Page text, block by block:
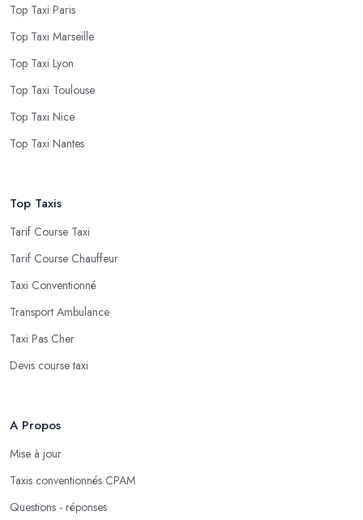
Top Taxi Paris
Top Taxi Marseille
Top Taxi Lyon
Top Taxi Toulouse
Top Taxi Nice
Top Taxi Nantes
Top Taxis
Tarif Course Taxi
Tarif Course Chauffeur
Taxi Conventionné
Transport Ambulance
Taxi Pas Cher
Devis course taxi
A Propos
Mise à jour
Taxis conventionnés CPAM
Questions - réponses